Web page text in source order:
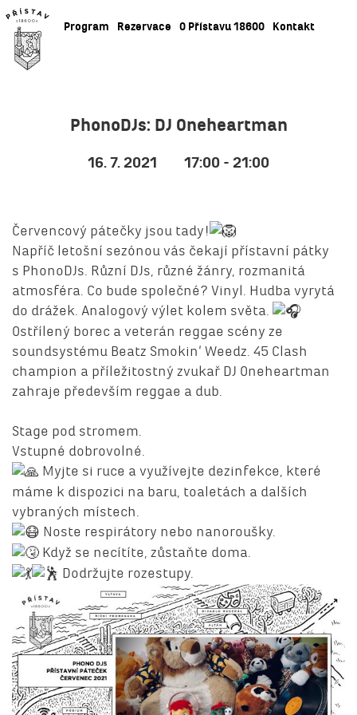
Program Rezervace O Přístavu 18600 Kontakt
PhonoDJs: DJ Oneheartman
16. 7. 2021 17:00 - 21:00
Červencový pátečky jsou tady!
Napříč letošní sezónou vás čekají přístavní pátky
s PhonoDJs. Různí DJs, různé žánry, rozmanitá
atmosféra. Co bude společné? Vinyl. Hudba vyrytá
do drážek. Analogový výlet kolem světa.
Ostřílený borec a veterán reggae scény ze
soundsystému Beatz Smokin‘ Weedz. 45 Clash
champion a příležitostný zvukař DJ Oneheartman
zahraje především reggae a dub.
Stage pod stromem.
Vstupné dobrovolné.
Myjte si ruce a využívejte dezinfekce, které
máme k dispozici na baru, toaletách a dalších
vybraných místech.
Noste respirátory nebo nanoroušky.
Když se necítíte, zůstaňte doma.
Dodržujte rozestupy.